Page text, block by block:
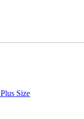
Plus Size